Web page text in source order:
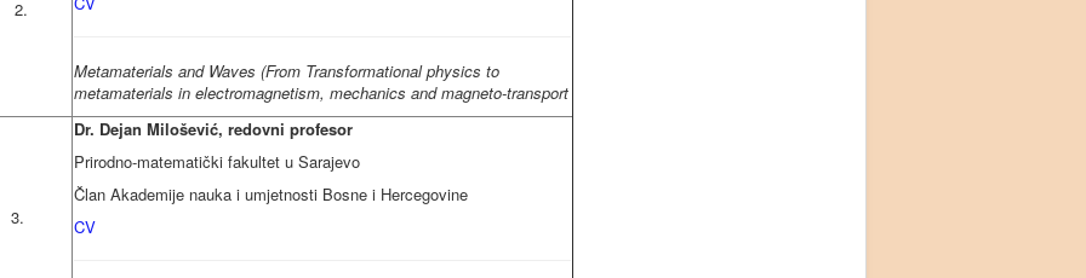
2.
Metamaterials and Waves (From Transformational physics to
metamaterials in electromagnetism, mechanics and magneto-transport
Dr. Dejan Milošević, redovni profesor
Prirodno-matematički fakultet u Sarajevo
Član Akademije nauka i umjetnosti Bosne i Hercegovine
CV